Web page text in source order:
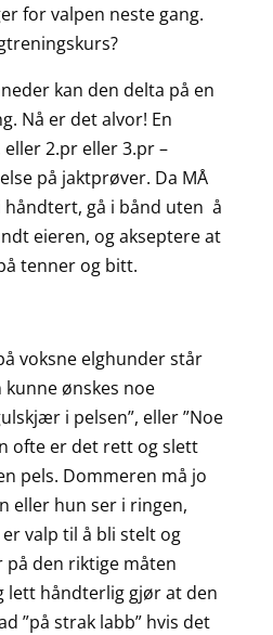
for valpen neste gang.
kan den delta på en
Nå er det alvor! En
2.pr eller 3.pr –
på jaktprøver. Da MÅ
gå i bånd uten å
eieren, og akseptere at
tenner og bitt.
voksne elghunder står
kunne ønskes noe
i pelsen”, eller ”Noe
ofte er det rett og slett
pels. Dommeren må jo
eller hun ser i ringen,
valp til å bli stelt og
på den riktige måten
lett håndterlig gjør at den
”på strak labb” hvis det